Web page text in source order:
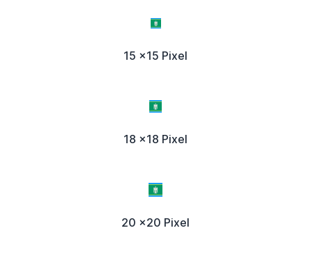
15 x15 Pixel
18 x18 Pixel
20 x20 Pixel